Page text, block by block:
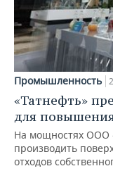
Промышленность
«Татнефть»
для
На мощностях ООО
производить
отходов